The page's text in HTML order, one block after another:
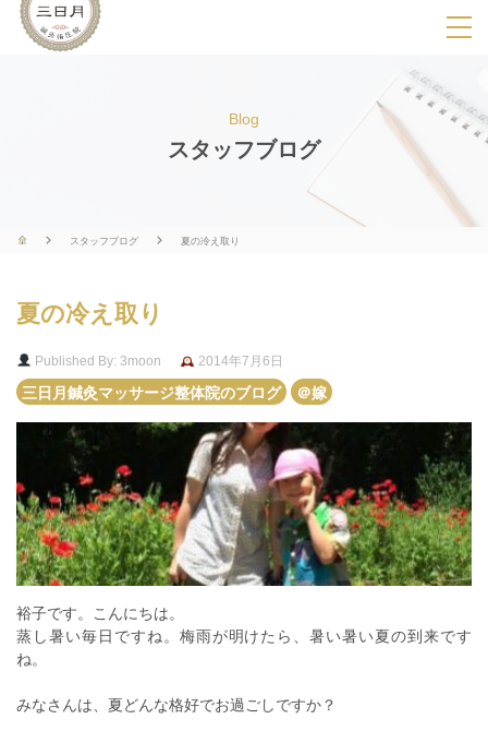
SPメニ
ー
展
用
ボ
Blog
スタッフブログ
スタッフブログ 夏の冷え取り
夏の冷え取り
Published By: 3moon
2014年7月6日
三日月鍼灸マッサージ整体院のブログ
＠嫁
裕子です。こんにちは。
蒸し暑い毎日ですね。梅雨が明けたら、暑い暑い夏の到来です
ね。
みなさんは、夏どんな格好でお過ごしですか？